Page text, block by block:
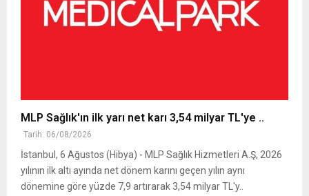
MLP Sağlık'ın ilk yarı net karı 3,54 milyar TL'ye ..
Tarih: 06/08/2026
İstanbul, 6 Ağustos (Hibya) - MLP Sağlık Hizmetleri A.Ş, 2026
yılının ilk altı ayında net dönem karını geçen yılın aynı
dönemine göre yüzde 7,9 artırarak 3,54 milyar TL'y..